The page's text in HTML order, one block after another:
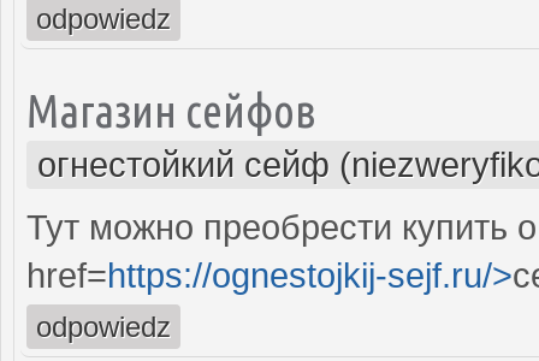
odpowiedz
Магазин сейфов
огнестойкий сейф
Тут можно преобрести купить
href=https://ognestojkij-sejf.ru/>
odpowiedz